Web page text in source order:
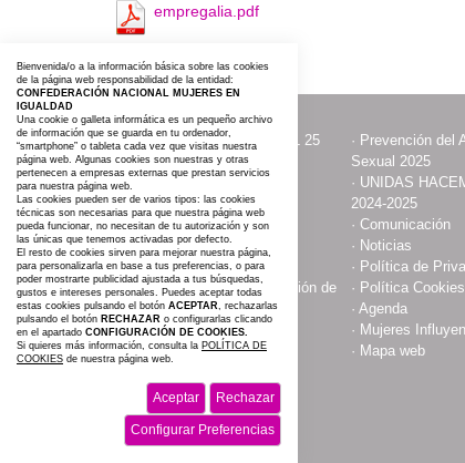
empregalia.pdf
· ACTOS CON MOTIVO DEL 25
NOVIEMBRE
· Prevención del
Sexual 2025
·Contacta y Asóciate · UNIDAS
2024-2025
·Publicaciones ·Comunicación
·Somos · Noticias
· Aviso Legal · Política de
·Compromiso con la protección de
datos personales
· Política Cookies
·Agenda
·Espacio Cultural · Mujeres
·#AGROIGUALDAD 2025 · Mapa web
Bienvenida/o a la información básica sobre las cookies
de la página web responsabilidad de la entidad:
CONFEDERACIÓN NACIONAL MUJERES EN
IGUALDAD
Una cookie o galleta informática es un pequeño archivo
de información que se guarda en tu ordenador,
“smartphone” o tableta cada vez que visitas nuestra
página web. Algunas cookies son nuestras y otras
pertenecen a empresas externas que prestan servicios
para nuestra página web.
Las cookies pueden ser de varios tipos: las cookies
técnicas son necesarias para que nuestra página web
pueda funcionar, no necesitan de tu autorización y son
las únicas que tenemos activadas por defecto.
El resto de cookies sirven para mejorar nuestra página,
para personalizarla en base a tus preferencias, o para
poder mostrarte publicidad ajustada a tus búsquedas,
gustos e intereses personales. Puedes aceptar todas
estas cookies pulsando el botón ACEPTAR, rechazarlas
pulsando el botón RECHAZAR o configurarlas clicando
en el apartado CONFIGURACIÓN DE COOKIES.
Si quieres más información, consulta la POLÍTICA DE
COOKIES de nuestra página web.
Aceptar Rechazar
Configurar Preferencias